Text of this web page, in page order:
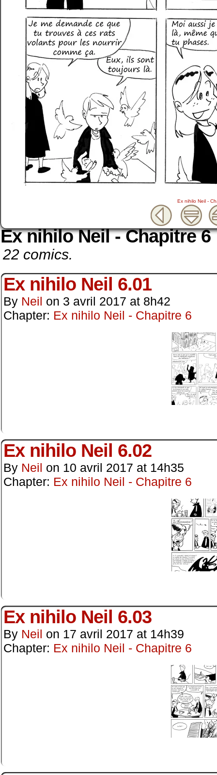
Ex nihilo Neil -
Ex nihilo Neil - Chapitre 6
22 comics.
Ex nihilo Neil 6.01
By Neil on 3 avril 2017 at 8h42
Chapter: Ex nihilo Neil - Chapitre 6
Ex nihilo Neil 6.02
By Neil on 10 avril 2017 at 14h35
Chapter: Ex nihilo Neil - Chapitre 6
Ex nihilo Neil 6.03
By Neil on 17 avril 2017 at 14h39
Chapter: Ex nihilo Neil - Chapitre 6